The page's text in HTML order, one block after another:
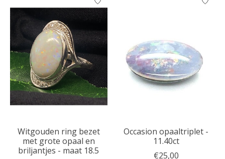
Witgouden ring bezet
met grote opaal en
briljantjes - maat 18.5
Occasion opaaltriplet -
11.40ct
€25,00